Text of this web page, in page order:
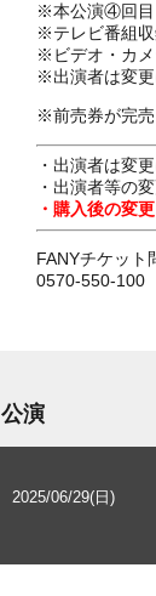
※本公演④回目
※テレビ番組収
※ビデオ・カメ
※出演者は変更
※前売券が完売
・出演者は変
・出演者等の
・購入後の変
FANYチケット
0570-550-100
公演
2025/06/29(日)